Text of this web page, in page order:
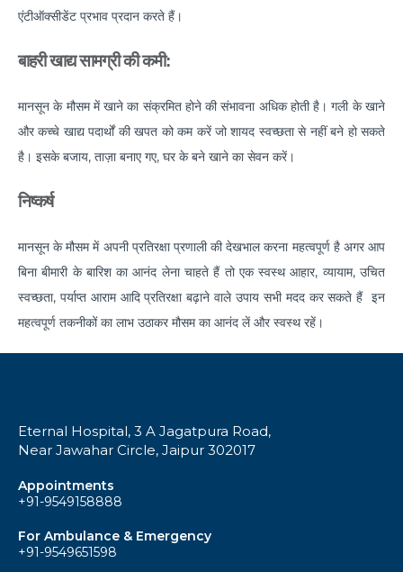
Feeling Sick After Eating: Here is what it could
effectively with these expert tips
Suffering From Overactive Bladder Issues? Here is
what you need to know
Suffering from Leg Pain due to Back Issues?
Prevent the pain with these tips
What to expect from a Hip Replacement Surgery?
Why do you need Knee Replacement Surgery and
what are the risk factors associated with it?
What is Bell's Palsy, its symptoms, risk factors,
Diagnosis, and treatment
All You Need To Know About Coronary Angioplasty
What is Acute Kidney Failure and what are its
एंटीऑक्सीडेंट प्रभाव प्रदान करते हैं।
बाहरी खाद्य सामग्री की कमी:
मानसून के मौसम में खाने का संक्रमित होने की संभावना अधिक होती है। गली के खाने
और कच्चे खाद्य पदार्थों की खपत को कम करें जो शायद स्वच्छता से नहीं बने हो सकते
है। इसके बजाय, ताज़ा बनाए गए, घर के बने खाने का सेवन करें।
निष्कर्ष
मानसून के मौसम में अपनी प्रतिरक्षा प्रणाली की देखभाल करना महत्वपूर्ण है अगर आप
बिना बीमारी के बारिश का आनंद लेना चाहते हैं तो एक स्वस्थ आहार, व्यायाम, उचित
स्वच्छता, पर्याप्त आराम आदि प्रतिरक्षा बढ़ाने वाले उपाय सभी मदद कर सकते हैं इन
महत्वपूर्ण तकनीकों का लाभ उठाकर मौसम का आनंद लें और स्वस्थ रहें।
Eternal Hospital, 3 A Jagatpura Road,
Near Jawahar Circle, Jaipur 302017
Appointments
+91-9549158888
For Ambulance & Emergency
+91-9549651598